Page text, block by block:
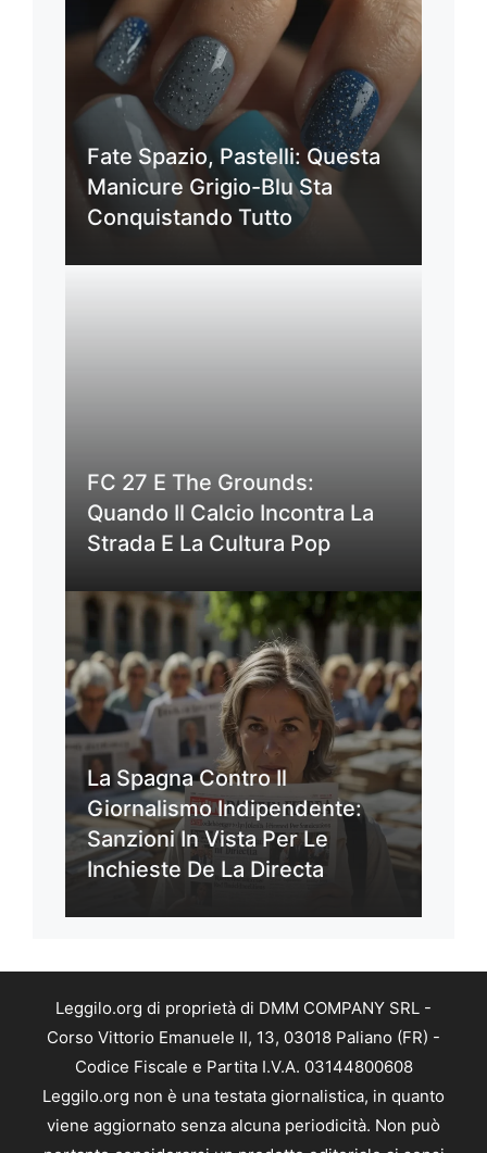
Fate Spazio, Pastelli: Questa
Manicure Grigio-Blu Sta
Conquistando Tutto
FC 27 E The Grounds:
Quando Il Calcio Incontra La
Strada E La Cultura Pop
La Spagna Contro Il
Giornalismo Indipendente:
Sanzioni In Vista Per Le
Inchieste De La Directa
Leggilo.org di proprietà di DMM COMPANY SRL -
Corso Vittorio Emanuele II, 13, 03018 Paliano (FR) -
Codice Fiscale e Partita I.V.A. 03144800608
Leggilo.org non è una testata giornalistica, in quanto
viene aggiornato senza alcuna periodicità. Non può